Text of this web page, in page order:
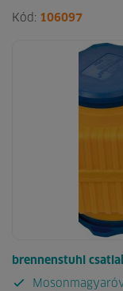
Kód: 106097
brennenstuhl